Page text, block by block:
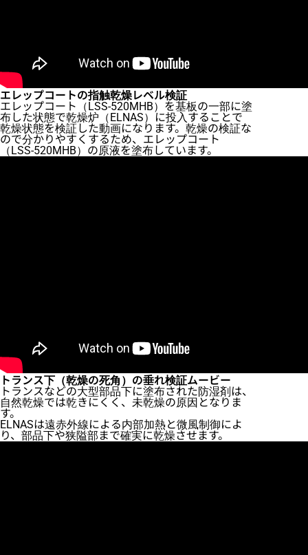
エレップコートの指触乾燥レベル検証
エレップコート（LSS-520MHB）を基板の一部に塗
布した状態で乾燥炉（ELNAS）に投入することで
乾燥状態を検証した動画になります。乾燥の検証な
ので分かりやすくするため、エレップコート
（LSS-520MHB）の原液を塗布しています。
トランス下（乾燥の死角）の垂れ検証ムービー
トランスなどの大型部品下に塗布された防湿剤は、
自然乾燥では乾きにくく、未乾燥の原因となりま
す。
ELNASは遠赤外線による内部加熱と微風制御によ
り、部品下や狭隘部まで確実に乾燥させます。